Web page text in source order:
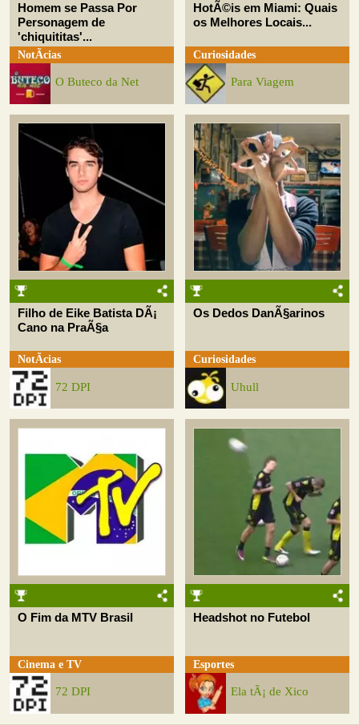
Homem se Passa Por
Personagem de
'chiquititas'...
NotÃ­cias
O Buteco da Net
HotÃ©is em Miami: Quais
os Melhores Locais...
Curiosidades
Para Viagem
Filho de Eike Batista DÃ¡
Cano na PraÃ§a
NotÃ­cias
72 DPI
Os Dedos DanÃ§arinos
Curiosidades
Uhull
O Fim da MTV Brasil
Cinema e TV
72 DPI
Headshot no Futebol
Esportes
Ela tÃ¡ de Xico